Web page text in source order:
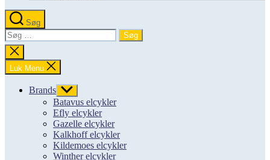
Søg
Søg
efter:
Luk
søgning
Luk Menu
Brands Vis
undermenu
Batavus elcykler
Efly elcykler
Gazelle elcykler
Kalkhoff elcykler
Kildemoes elcykler
Winther elcykler